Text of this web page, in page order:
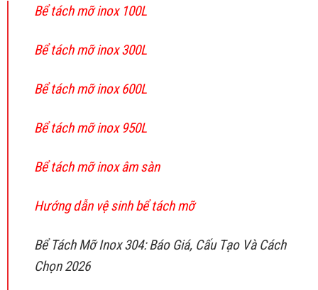
Bể tách mỡ inox 100L
Bể tách mỡ inox 300L
Bể tách mỡ inox 600L
Bể tách mỡ inox 950L
Bể tách mỡ inox âm sàn
Hướng dẫn vệ sinh bể tách mỡ
Bể Tách Mỡ Inox 304: Báo Giá, Cấu Tạo Và Cách
Chọn 2026